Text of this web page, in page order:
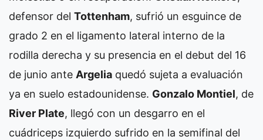
defensor del Tottenham, sufrió un esguince de
grado 2 en el ligamento lateral interno de la
rodilla derecha y su presencia en el debut del 16
de junio ante Argelia quedó sujeta a evaluación
ya en suelo estadounidense. Gonzalo Montiel, de
River Plate, llegó con un desgarro en el
cuádriceps izquierdo sufrido en la semifinal del